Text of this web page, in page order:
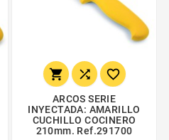
  
ARCOS SERIE
INYECTADA: AMARILLO
CUCHILLO COCINERO
210mm. Ref.291700